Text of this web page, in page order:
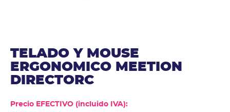
TELADO Y MOUSE
ERGONOMICO MEETION
DIRECTORC
Precio EFECTIVO (incluido IVA):